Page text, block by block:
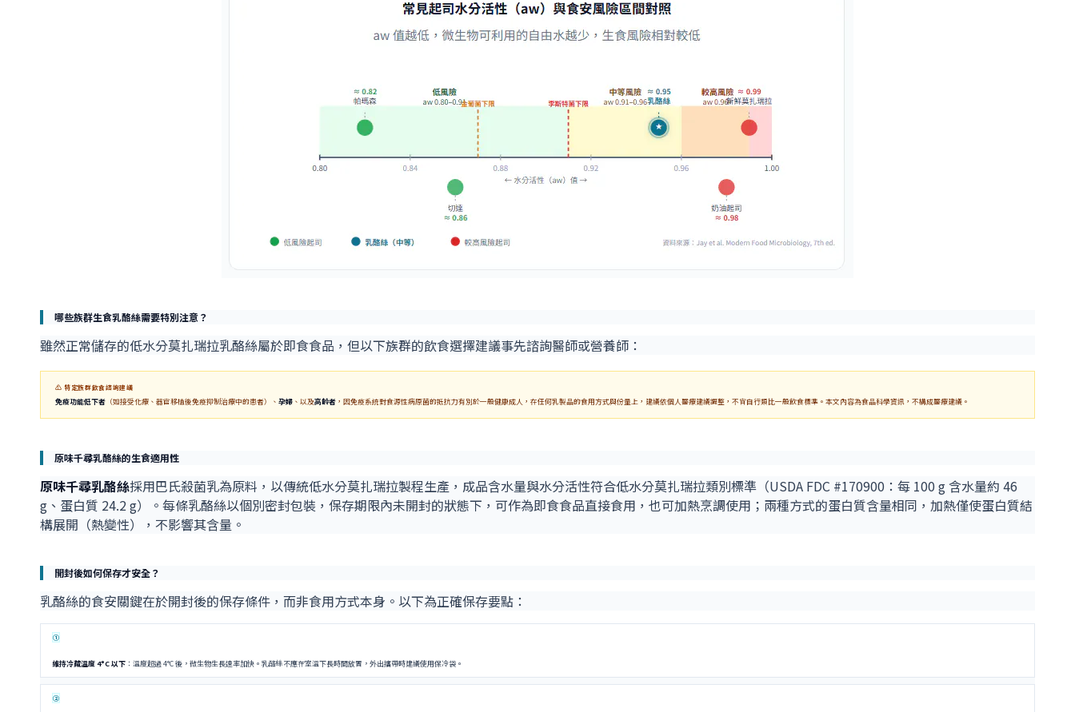
哪些族群生食乳酪絲需要特別注意？
雖然正常儲存的低水分莫扎瑞拉乳酪絲屬於即食食品，但以下族群的飲食選擇建議事先諮詢醫師或營養師：
⚠ 特定族群飲食諮詢建議
免疫功能低下者 （如接受化療、器官移植後免疫抑制治療中的患者）、 孕婦 、以及高齡者 ，因免疫系統對食源性病原菌的抵抗力有別於一般健康成人，在任何乳製品的食用方式與份量上，建議依個人醫療建議調整，不宜自行類比一般飲食標準。本文內容為食品科學資訊，不構成醫療建議。
原味千尋乳酪絲的生食適用性
原味千尋乳酪絲採用巴氏殺菌乳為原料，以傳統低水分莫扎瑞拉製程生產，成品含水量與水分活性符合低水分莫扎瑞拉類別標準（USDA FDC #170900：每 100 g 含水量約 46
g、蛋白質 24.2 g）。每條乳酪絲以個別密封包裝，保存期限內未開封的狀態下，可作為即食食品直接食用，也可加熱烹調使用；兩種方式的蛋白質含量相同，加熱僅使蛋白質結
構展開（熱變性），不影響其含量。
開封後如何保存才安全？
乳酪絲的食安關鍵在於開封後的保存條件，而非食用方式本身。以下為正確保存要點：
①
維持冷藏溫度 4°C 以下 ：溫度超過 4°C 後，微生物生長速率加快。乳酪絲不應在室溫下長時間放置，外出攜帶時建議使用保冷袋。
②